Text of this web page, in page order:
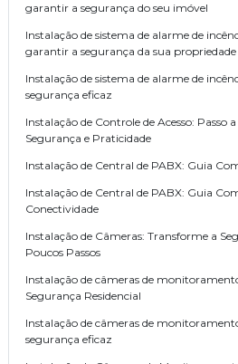
garantir a segurança do seu imóvel
Instalação de sistema de alarme de
garantir a segurança da sua propriedade
Instalação de sistema de alarme de
segurança eficaz
Instalação de Controle de Acesso: Passo
Segurança e Praticidade
Instalação de Central de PABX: Guia
Instalação de Central de PABX: Guia
Conectividade
Instalação de Câmeras: Transforme a
Poucos Passos
Instalação de câmeras de
Segurança Residencial
Instalação de câmeras de
segurança eficaz